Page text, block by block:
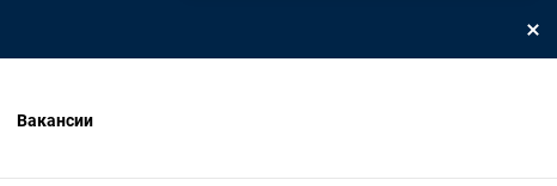
Вакансии